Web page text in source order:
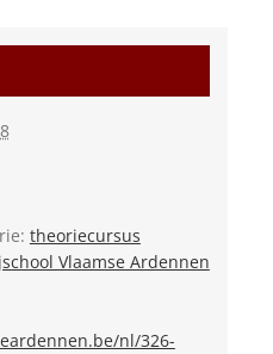
theoriecursus
Vlaamse Ardennen
nl/326-